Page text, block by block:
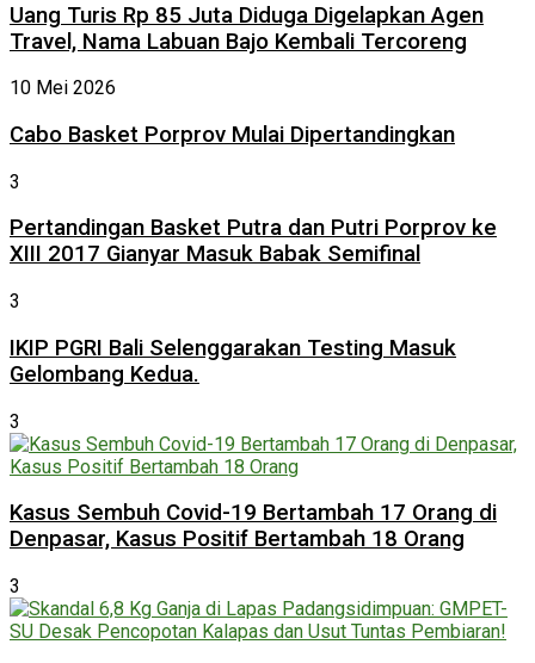
Uang Turis Rp 85 Juta Diduga Digelapkan Agen
Travel, Nama Labuan Bajo Kembali Tercoreng
10 Mei 2026
Cabo Basket Porprov Mulai Dipertandingkan
3
Pertandingan Basket Putra dan Putri Porprov ke
XIII 2017 Gianyar Masuk Babak Semifinal
3
IKIP PGRI Bali Selenggarakan Testing Masuk
Gelombang Kedua.
3
Kasus Sembuh Covid-19 Bertambah 17 Orang di
Denpasar, Kasus Positif Bertambah 18 Orang
3